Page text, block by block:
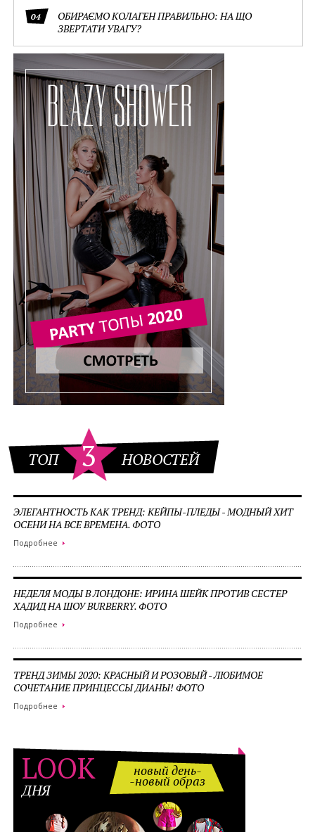
04
ОБИРАЄМО КОЛАГЕН ПРАВИЛЬНО: НА ЩО
ЗВЕРТАТИ УВАГУ?
ТОП 3 НОВОСТЕЙ
ЭЛЕГАНТНОСТЬ КАК ТРЕНД: КЕЙПЫ-ПЛЕДЫ - МОДНЫЙ ХИТ
ОСЕНИ НА ВСЕ ВРЕМЕНА. ФОТО
Подробнее
НЕДЕЛЯ МОДЫ В ЛОНДОНЕ: ИРИНА ШЕЙК ПРОТИВ СЕСТЕР
ХАДИД НА ШОУ BURBERRY. ФОТО
Подробнее
ТРЕНД ЗИМЫ 2020: КРАСНЫЙ И РОЗОВЫЙ - ЛЮБИМОЕ
СОЧЕТАНИЕ ПРИНЦЕССЫ ДИАНЫ! ФОТО
Подробнее
LOOK
ДНЯ
новый день-
-новый образ